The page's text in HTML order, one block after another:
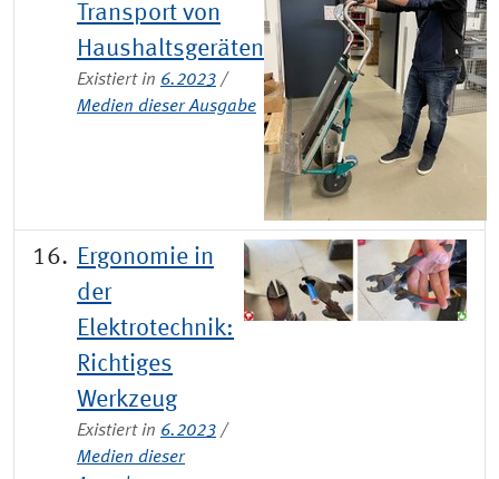
Transport von
Haushaltsgeräten
Existiert in 6.2023 /
Medien dieser Ausgabe
Ergonomie in
der
Elektrotechnik:
Richtiges
Werkzeug
Existiert in 6.2023 /
Medien dieser